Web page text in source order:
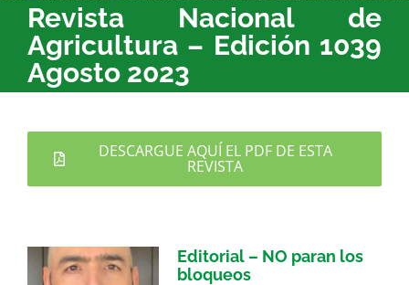
Revista Nacional de
Agricultura – Edición 1039
Agosto 2023
DESCARGUE AQUÍ EL PDF DE ESTA
REVISTA
Editorial – NO paran los
bloqueos